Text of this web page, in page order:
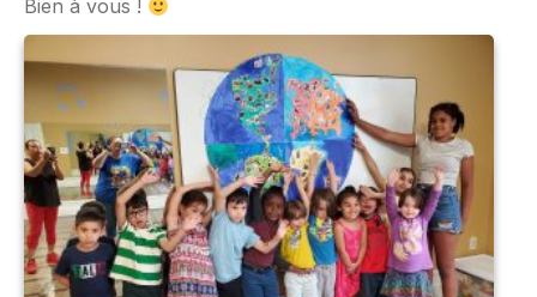
Bien à vous !